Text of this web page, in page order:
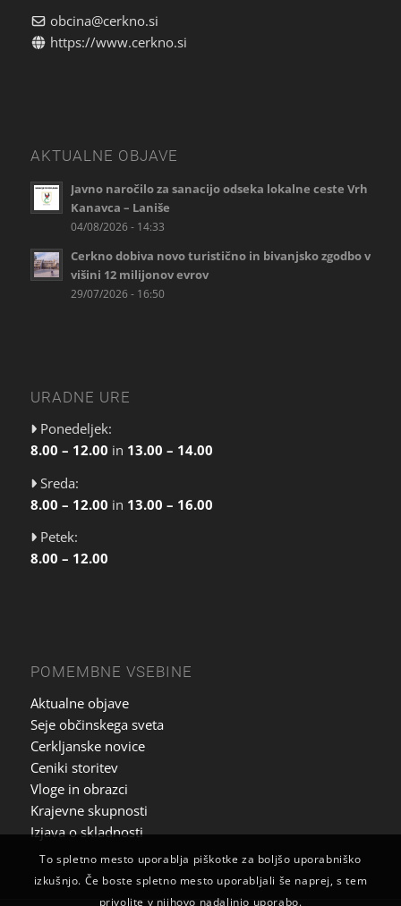
obcina@cerkno.si
https://www.cerkno.si
AKTUALNE OBJAVE
Javno naročilo za sanacijo odseka lokalne ceste Vrh
Kanavca – Laniše
04/08/2026 - 14:33
Cerkno dobiva novo turistično in bivanjsko zgodbo v
višini 12 milijonov evrov
29/07/2026 - 16:50
URADNE URE
Ponedeljek:
8.00 – 12.00 in 13.00 – 14.00
Sreda:
8.00 – 12.00 in 13.00 – 16.00
Petek:
8.00 – 12.00
POMEMBNE VSEBINE
Aktualne objave
Seje občinskega sveta
Cerkljanske novice
Ceniki storitev
Vloge in obrazci
Krajevne skupnosti
Izjava o skladnosti
To spletno mesto uporablja piškotke za boljšo uporabniško
izkušnjo. Če boste spletno mesto uporabljali še naprej, s tem
privolite v njihovo nadaljnjo uporabo.